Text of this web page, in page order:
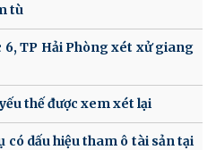
tù
6, TP Hải Phòng xét xử giang
thế được xem xét lại
có dấu hiệu tham ô tài sản tại